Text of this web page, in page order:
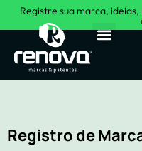
Registre sua marca,
Registro de